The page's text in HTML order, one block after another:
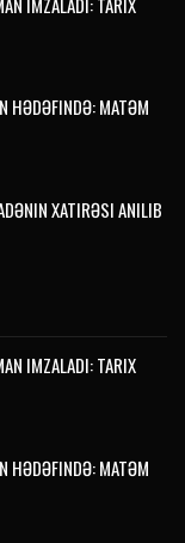
HƏDƏFINDƏ: MATƏM
XATIRƏSI ANILIB
IMZALADI: TARIX
HƏDƏFINDƏ: MATƏM